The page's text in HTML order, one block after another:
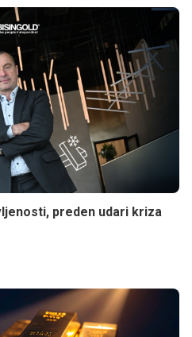
preden udari kriza